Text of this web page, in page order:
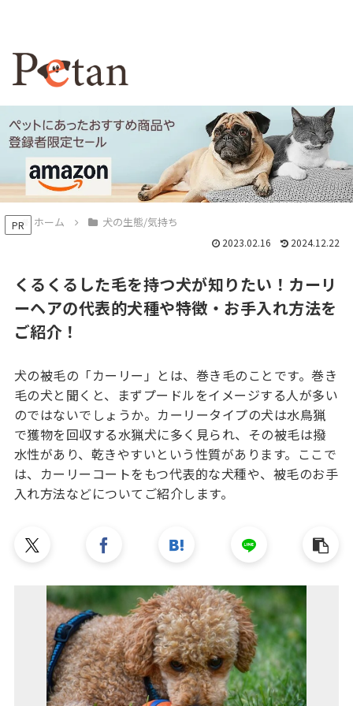
PR ホーム 犬の生態/気持ち
くるくるした毛を持つ犬が知りたい！カーリ
ーヘアの代表的犬種や特徴・お手入れ方法を
ご紹介！
2023.02.16 2024.12.22
犬の被毛の「カーリー」とは、巻き毛のことです。巻き
毛の犬と聞くと、まずプードルをイメージする人が多い
のではないでしょうか。カーリータイプの犬は水鳥猟
で獲物を回収する水猟犬に多く見られ、その被毛は撥
水性があり、乾きやすいという性質があります。ここで
は、カーリーコートをもつ代表的な犬種や、被毛のお手
入れ方法などについてご紹介します。